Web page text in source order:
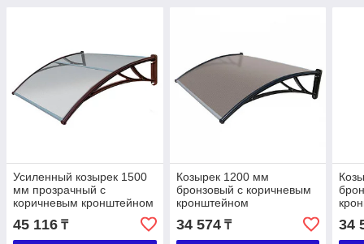
Усиленный козырек 1500
мм прозрачный с
коричневым кронштейном
45 116 ₸
Козырек 1200 мм
бронзовый с коричневым
кронштейном
34 574₸ 34